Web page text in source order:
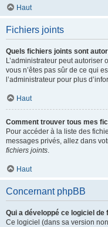
Haut
Fichiers joints
Quels fichiers joints sont
L’administrateur peut autoriser
vous n’êtes pas sûr de ce qui
l’administrateur pour plus
Haut
Comment trouver tous mes
Pour accéder à la liste des
messages privés, allez dans
fichiers joints.
Haut
Concernant phpBB
Qui a développé ce logiciel de
Ce logiciel (dans sa version